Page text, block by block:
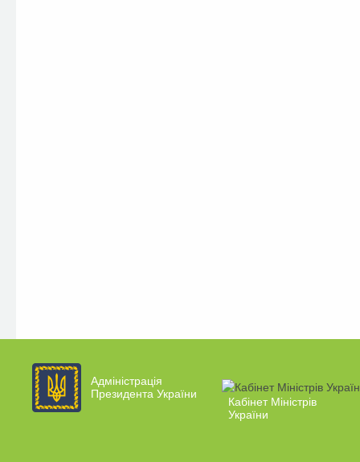
Адміністрація
Президента України
Кабінет Міністрів
України